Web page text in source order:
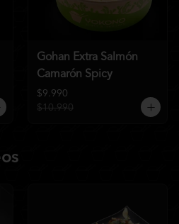
Gohan Extra Salmón
Camarón Spicy
$9.990
$10.990